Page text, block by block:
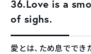
36.Love is a
of sighs.
愛とは、ため息ででき